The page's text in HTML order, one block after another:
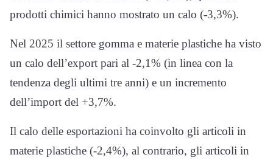
prodotti chimici hanno mostrato un calo (-3,3%).
Nel 2025 il settore gomma e materie plastiche ha visto
un calo dell’export pari al -2,1% (in linea con la
tendenza degli ultimi tre anni) e un incremento
dell’import del +3,7%.
Il calo delle esportazioni ha coinvolto gli articoli in
materie plastiche (-2,4%), al contrario, gli articoli in